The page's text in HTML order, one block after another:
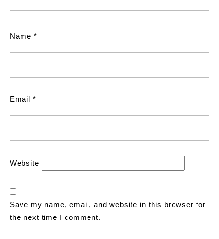
Name *
Email *
Website
Save my name, email, and website in this browser for
the next time I comment.